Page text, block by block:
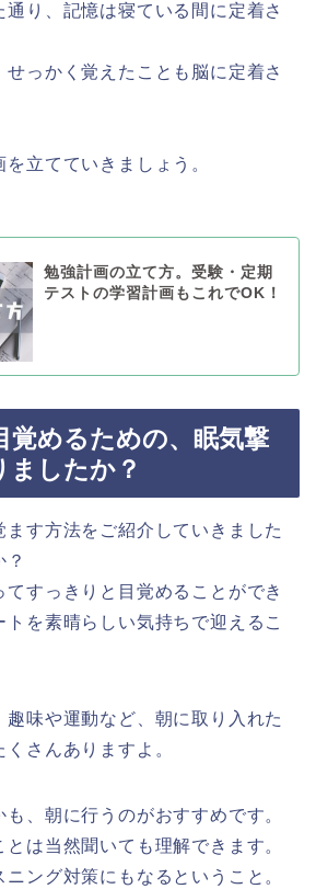
通り、記憶は寝ている間に定着さ
せっかく覚えたことも脳に定着さ
立てていきましょう。
勉強計画の立て方。受験・定期
テストの学習計画もこれでOK！
覚めるための、眠気撃
ましたか？
す方法をご紹介していきました
すっきりと目覚めることができ
を素晴らしい気持ちで迎えるこ
味や運動など、朝に取り入れた
さんありますよ。
、朝に行うのがおすすめです。
は当然聞いても理解できます。
ング対策にもなるということ。